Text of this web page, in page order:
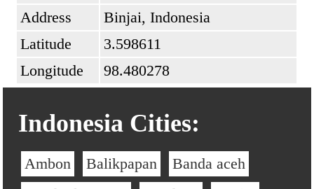
Address
Binjai, Indonesia
Latitude
3.598611
Longitude
98.480278
Indonesia Cities:
Ambon Balikpapan
Banda aceh